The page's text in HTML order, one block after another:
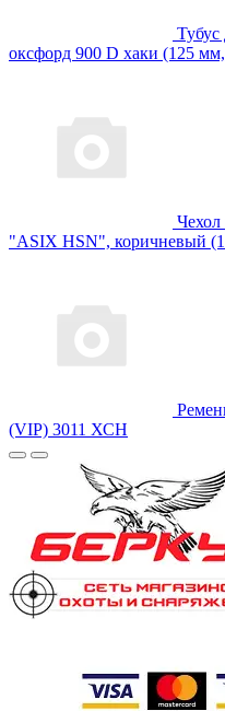
Тубус
оксфорд 900 D хаки (125
"ASIX HSN", коричневый
(VIP) 3011 ХСН